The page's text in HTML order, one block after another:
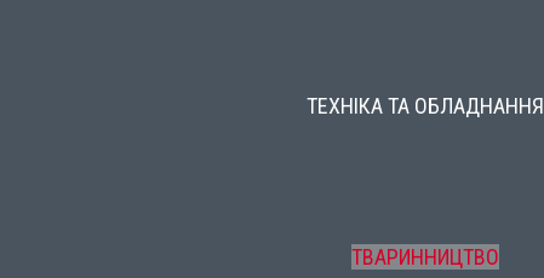
ТЕХНІКА ТА ОБЛАДНАННЯ
ТВАРИННИЦТВО